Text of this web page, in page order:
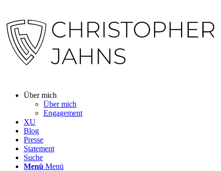
Über mich
Über mich
Engagement
XU
Blog
Presse
Statement
Suche
Menü Menü